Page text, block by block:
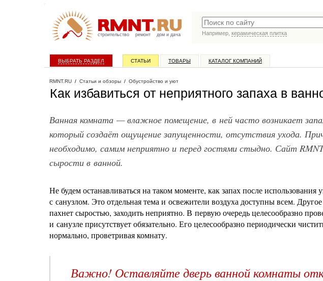
строительство ремонт дом и дача
Например, керамическая плитка
ВЫБРАТЬ РАЗДЕЛ СТАТЬИ ТОВАРЫ КАТАЛОГ КОМПАНИЙ
RMNT.RU / Статьи и обзоры / Обустройство и уют
Как избавиться от неприятного запаха в
Ванная комната — влажное помещение, в ней часто возникает
который создаёт ощущение запущенности, отсутствия ухода.
необходимо, самим неприятно и перед гостями стыдно. Сайт
сырости в ванной.
Не будем останавливаться на таком моменте, как запах после использования
с санузлом. Это отдельная тема и освежители воздуха доступны всем.
пахнет сыростью, заходить неприятно. В первую очередь целесообразно
и санузле присутствует обязательно. Его целесообразно периодически
нормально, проветривая комнату.
Важно! Оставляйте дверь ванной комнаты